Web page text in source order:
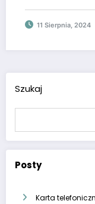
11 Sierpnia, 2024
Szukaj
Posty
Karta